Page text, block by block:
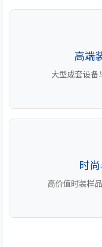
高端
大型成套设备
时
高价值时装样